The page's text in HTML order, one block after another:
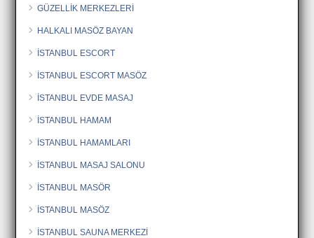
GÜZELLİK MERKEZLERİ
HALKALI MASÖZ BAYAN
İSTANBUL ESCORT
İSTANBUL ESCORT MASÖZ
İSTANBUL EVDE MASAJ
İSTANBUL HAMAM
İSTANBUL HAMAMLARI
İSTANBUL MASAJ SALONU
İSTANBUL MASÖR
İSTANBUL MASÖZ
İSTANBUL SAUNA MERKEZİ